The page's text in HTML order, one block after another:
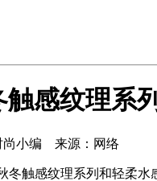
感纹理系
尚小编 来源：网络
冬触感纹理系列和轻柔